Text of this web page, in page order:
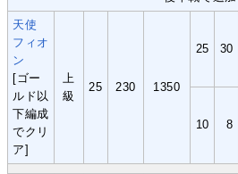
天使
フィオ
ン
[ゴー
ルド以
下編成
でクリ
ア]
上
級
25 230 1350
25 30
10
8